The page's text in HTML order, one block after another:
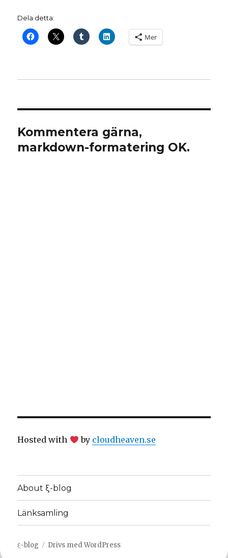
Dela detta:
Mer
Kommentera gärna,
markdown-formatering OK.
Hosted with by cloudheaven.se
About ξ-blog
Länksamling
ξ-blog Drivs med WordPress